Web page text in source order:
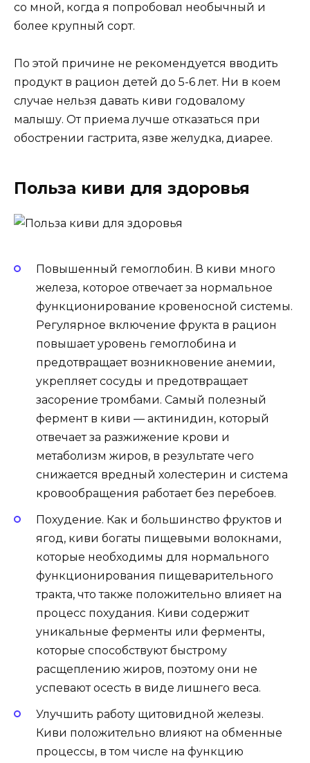
со мной, когда я попробовал необычный и
более крупный сорт.
По этой причине не рекомендуется вводить
продукт в рацион детей до 5-6 лет. Ни в коем
случае нельзя давать киви годовалому
малышу. От приема лучше отказаться при
обострении гастрита, язве желудка, диарее.
Польза киви для здоровья
Повышенный гемоглобин. В киви много
железа, которое отвечает за нормальное
функционирование кровеносной системы.
Регулярное включение фрукта в рацион
повышает уровень гемоглобина и
предотвращает возникновение анемии,
укрепляет сосуды и предотвращает
засорение тромбами. Самый полезный
фермент в киви — актинидин, который
отвечает за разжижение крови и
метаболизм жиров, в результате чего
снижается вредный холестерин и система
кровообращения работает без перебоев.
Похудение. Как и большинство фруктов и
ягод, киви богаты пищевыми волокнами,
которые необходимы для нормального
функционирования пищеварительного
тракта, что также положительно влияет на
процесс похудания. Киви содержит
уникальные ферменты или ферменты,
которые способствуют быстрому
расщеплению жиров, поэтому они не
успевают осесть в виде лишнего веса.
Улучшить работу щитовидной железы.
Киви положительно влияют на обменные
процессы, в том числе на функцию